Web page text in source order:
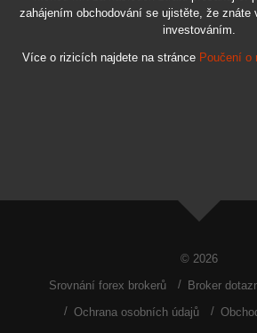
zahájením obchodování se ujistěte, že znáte
investováním.
Více o rizicích najdete na stránce Poučení o
© 2026
Srovnání forex brokerů
Broker
Ochrana osobních údajů